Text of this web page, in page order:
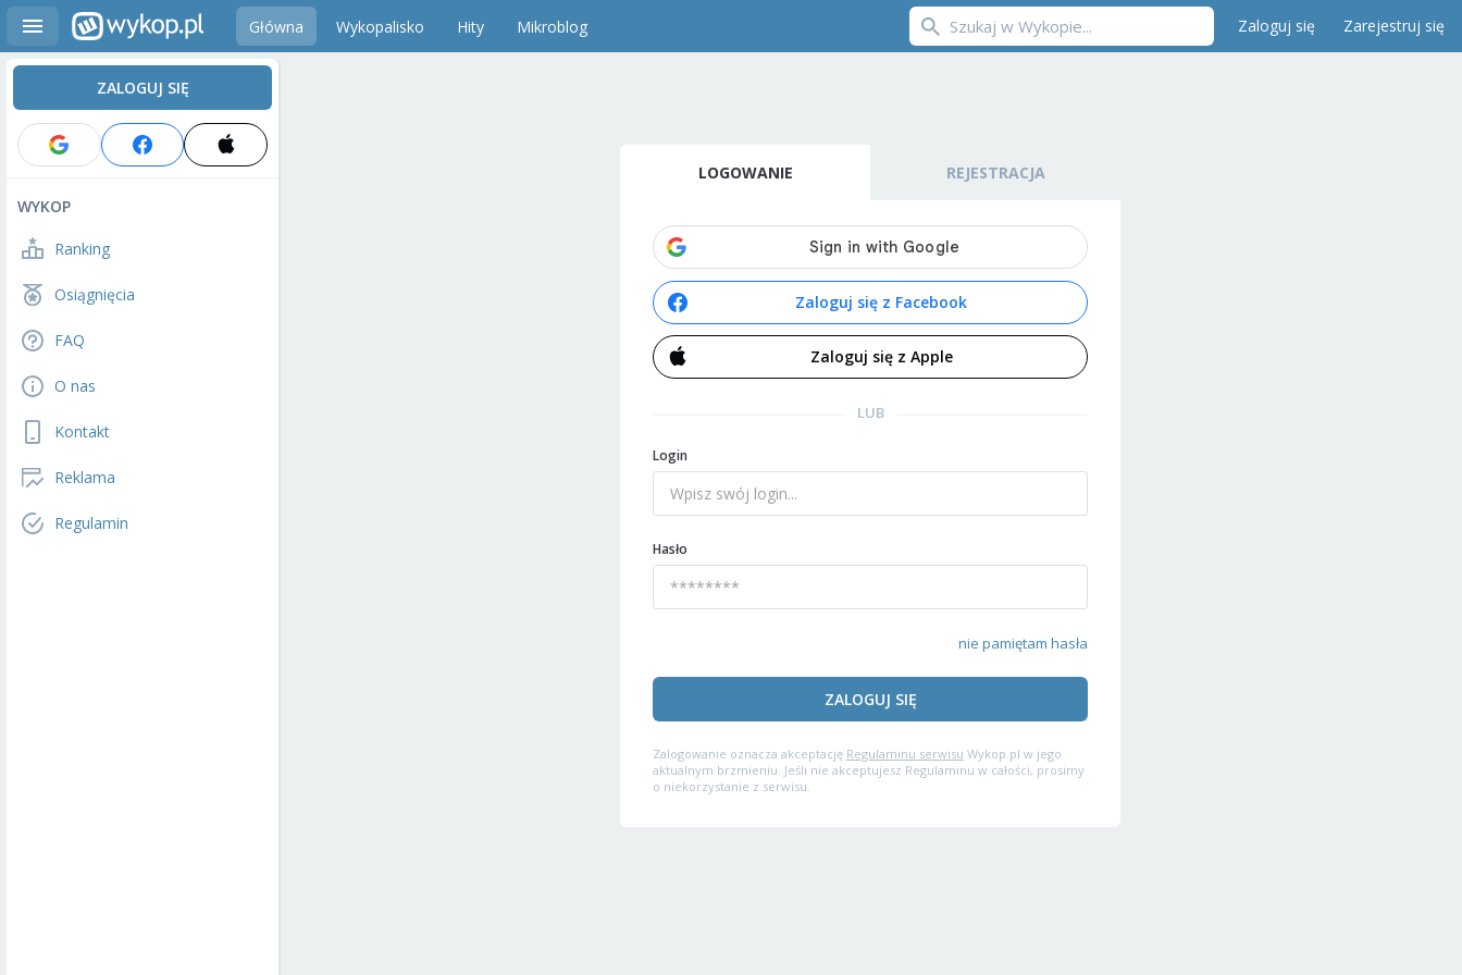
Główna Wykopalisko Hity Mikroblog Zaloguj się Zarejestruj się
ZALOGUJ SIĘ
WYKOP
Ranking
Osiągnięcia
FAQ
O nas
Kontakt
Reklama
Regulamin
LOGOWANIE REJESTRACJA
Zaloguj się z Facebook
Zaloguj się z Apple
LUB
Login
Hasło
nie pamiętam hasła
ZALOGUJ SIĘ
Zalogowanie oznacza akceptację Regulaminu serwisu Wykop.pl w jego
aktualnym brzmieniu. Jeśli nie akceptujesz Regulaminu w całości, prosimy
o niekorzystanie z serwisu.